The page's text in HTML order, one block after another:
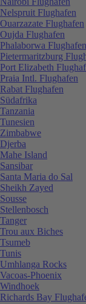
Nelspruit Flughafen
Ouarzazate Flughafen
Oujda Flughafen
Phalaborwa Flughafen
Pietermaritzburg
Port Elizabeth
Praia Intl. Flughafen
Rabat Flughafen
Südafrika
Tanzania
Tunesien
Zimbabwe
Djerba
Mahe Island
Sansibar
Santa Maria do Sal
Sheikh Zayed
Sousse
Stellenbosch
Tanger
Trou aux Biches
Tsumeb
Tunis
Umhlanga Rocks
Vacoas-Phoenix
Windhoek
Richards Bay